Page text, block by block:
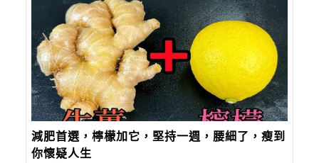
減肥首選，檸檬加它，堅持一週，腰細了，瘦到
你懷疑人生